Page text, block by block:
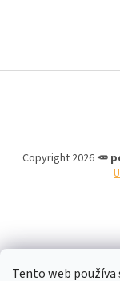
Tento web používa
Copyright 2026 🥕